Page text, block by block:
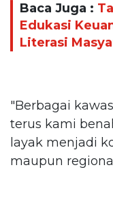
Baca Juga :
Edukasi
Literasi
"Berbagai
terus kami
layak menjadi
maupun